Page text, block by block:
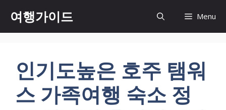
츠
여행가이드 Menu
인기도높은 호주 탬워
스 가족여행 숙소 정